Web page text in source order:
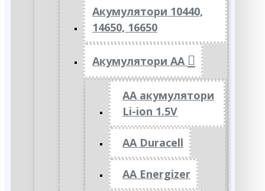
Акумулятори 10440,
14650, 16650
Акумулятори АА
AA акумулятори
Li-ion 1.5V
AA Duracell
AA Energizer